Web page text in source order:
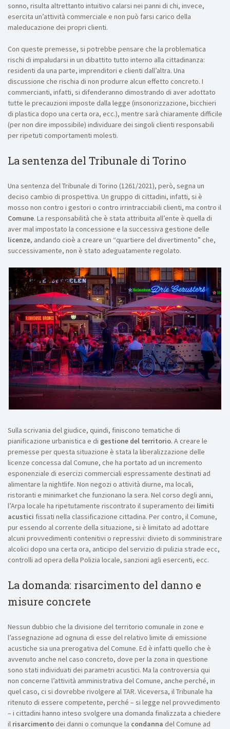
sonno, risulta altrettanto intuitivo calarsi nei panni di chi, invece,
esercita un’attività commerciale e non può farsi carico della
maleducazione dei propri clienti.
Con queste premesse, si potrebbe pensare che la problematica
rischi di impaludarsi in un dibattito tutto interno alla cittadinanza:
residenti da una parte, imprenditori e clienti dall’altra. Una
discussione che rischia di non produrre alcun effetto concreto. I
commercianti, infatti, si difenderanno dimostrando di aver adottato
tutte le precauzioni imposte dalla legge (insonorizzazione, bicchieri
di plastica dopo una certa ora, ecc.), mentre sarà chiaramente difficile
(per non dire impossibile) individuare dei singoli clienti responsabili
per ripetuti comportamenti molesti.
La sentenza del Tribunale di Torino
Una sentenza del Tribunale di Torino (1261/2021), però, segna un
deciso cambio di prospettiva. Un gruppo di cittadini, infatti, si è
mosso non contro i gestori o contro irrintracciabili clienti, ma contro il
Comune. La responsabilità che è stata attribuita all’ente è quella di
aver mal impostato la concessione e la successiva gestione delle
licenze, andando cioè a creare un “quartiere del divertimento” che,
successivamente, non è stato adeguatamente regolato.
Sulla scrivania del giudice, quindi, finiscono tematiche di
pianificazione urbanistica e di gestione del territorio. A creare le
premesse per questa situazione è stata la liberalizzazione delle
licenze concessa dal Comune, che ha portato ad un incremento
esponenziale di esercizi commerciali espressamente destinati ad
alimentare la nightlife. Non negozi o attività diurne, ma locali,
ristoranti e minimarket che funzionano la sera. Nel corso degli anni,
l’Arpa locale ha ripetutamente riscontrato il superamento dei limiti
acustici fissati nella classificazione cittadina. Per contro, il Comune,
pur essendo al corrente della situazione, si è limitato ad adottare
alcuni provvedimenti contenitivi o repressivi: divieto di somministrare
alcolici dopo una certa ora, anticipo del servizio di pulizia strade ecc,
controlli ad opera della Polizia locale, sanzioni agli esercenti, ecc.
La domanda: risarcimento del danno e
misure concrete
Nessun dubbio che la divisione del territorio comunale in zone e
l’assegnazione ad ognuna di esse del relativo limite di emissione
acustiche sia una prerogativa del Comune. Ed è infatti quello che è
avvenuto anche nel caso concreto, dove per la zona in questione
sono stati individuati dei parametri acustici. Ma la controversia qui
non concerne l’attività amministrativa del Comune, anche perché, in
quel caso, ci si dovrebbe rivolgere al TAR. Viceversa, il Tribunale ha
ritenuto di essere competente, perché – si legge nel provvedimento
– i cittadini hanno inteso svolgere una domanda finalizzata a chiedere
il risarcimento dei danni o comunque la condanna del Comune ad